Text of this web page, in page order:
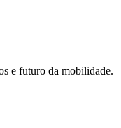
e futuro da mobilidade.